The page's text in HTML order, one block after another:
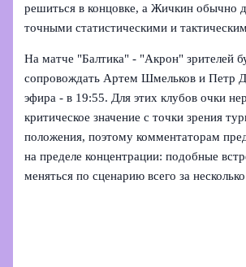
решиться в концовке, а Жичкин обычно
точными статистическими и
На матче "Балтика" - "Акрон" зрителей
сопровождать Артем Шмельков и Петр
эфира - в 19:55. Для этих клубов очки
критическое значение с точки зрения
положения, поэтому комментаторам
на пределе концентрации: подобные
меняться по сценарию всего за